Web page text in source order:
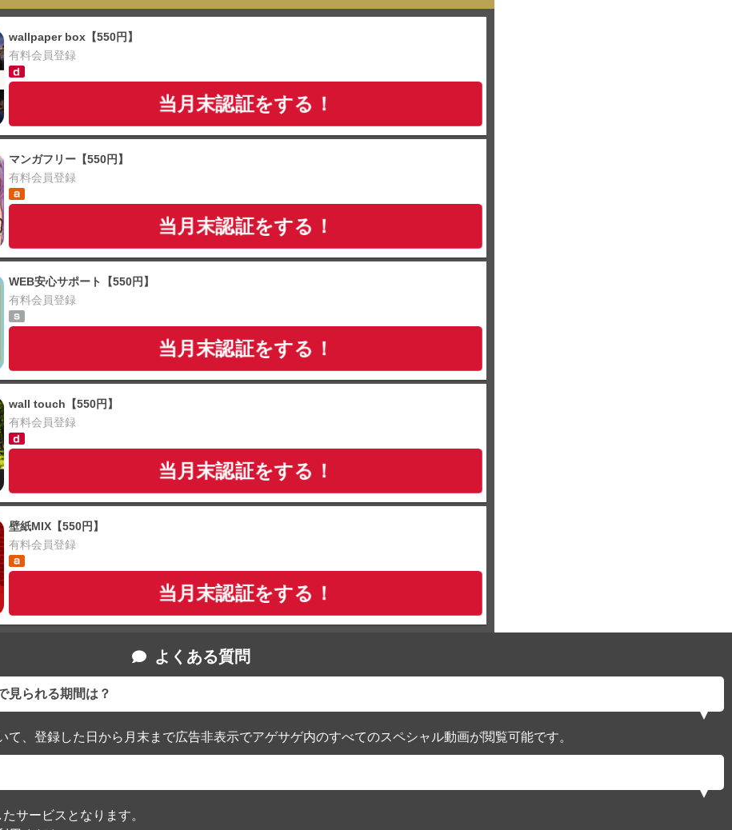
wallpaper box【550円】
有料会員登録
当月末認証をする！
マンガフリー【550円】
有料会員登録
当月末認証をする！
WEB安心サポート【550円】
有料会員登録
当月末認証をする！
wall touch【550円】
有料会員登録
当月末認証をする！
壁紙MIX【550円】
有料会員登録
当月末認証をする！
よくある質問
見られる期間は？
、登録した日から月末まで広告非表示でアゲサゲ内のすべてのスペシャル動画が閲覧可能です。
サービスとなります。